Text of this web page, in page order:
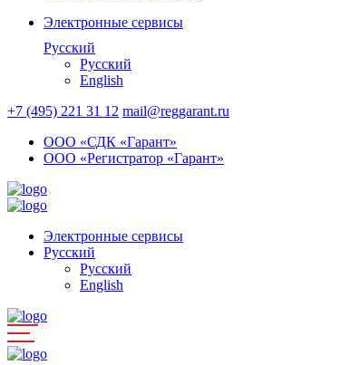
Электронные сервисы
Русский
Русский
English
+7 (495) 221 31 12 mail@reggarant.ru
ООО «СДК «Гарант»
ООО «Регистратор «Гарант»
Электронные сервисы
Русский
Русский
English